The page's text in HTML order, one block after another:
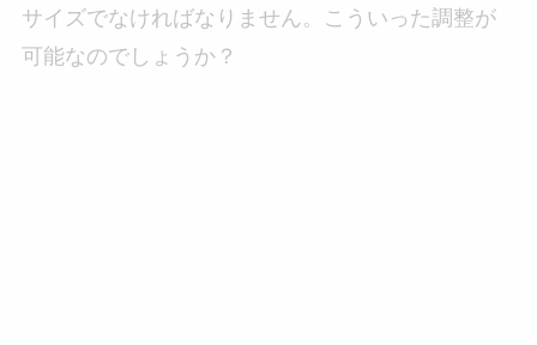
サイズでなければなりません。こういった調整が
可能なのでしょうか？